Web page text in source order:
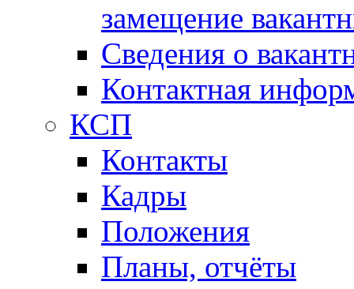
замещение
Сведения о
Контактная
КСП
Контакты
Кадры
Положения
Планы, отчёты